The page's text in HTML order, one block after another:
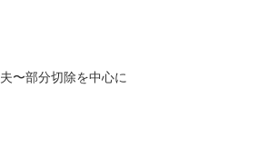
〜部分切除を中心に